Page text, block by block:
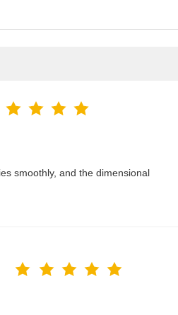
smoothly, and the dimensional